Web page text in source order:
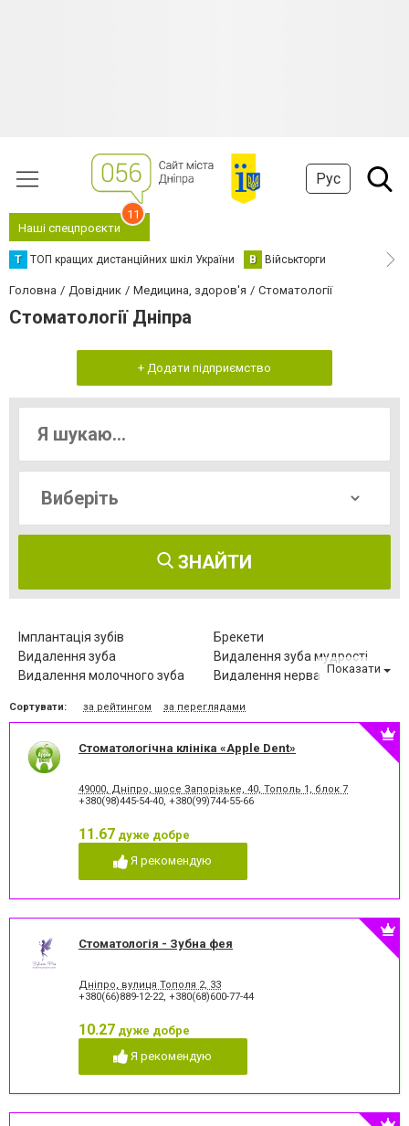
Рус
Наші спецпроєкти
11
Т ТОП кращих дистанційних шкіл України В Військторги
Головна Довідник Медицина, здоров'я Стоматології
Стоматології Дніпра
+ Додати підприємство
ЗНАЙТИ
Імплантація зубів
Брекети
Видалення зуба
Видалення зуба мудрості
Видалення молочного зуба
Видалення нерва
Відбілювання зубів
Вініри
Діагностика зубів
Елайнери
Естетична реставрація
Зубні протези
Клиновидний дефект зубів
Комп'ютерна томографія
Коронка безметалова
Коронка металокерамічна
Коронка цільнокерамічна
Лазеротерапія в
стоматології
Люмініри
Лікування альвеоліту
Лікування гінгівіту
Лікування гіперестезії
Лікування гіпоплазії емалі
зубів
Лікування захворювання
скронево-нижньощелепного
Лікування кореневих каналів
Лікування пародонтиту
Лікування пародонтозу
Показати
Сортувати: за рейтингом за переглядами
Стоматологічна клініка «Apple Dent»
49000, Дніпро, шосе Запорізьке, 40, Тополь 1, блок 7
+380(98)445-54-40, +380(99)744-55-66
11.67 дуже добре
Я рекомендую
Стоматологія - Зубна фея
Дніпро, вулиця Тополя 2, 33
+380(66)889-12-22, +380(68)600-77-44
10.27 дуже добре
Я рекомендую